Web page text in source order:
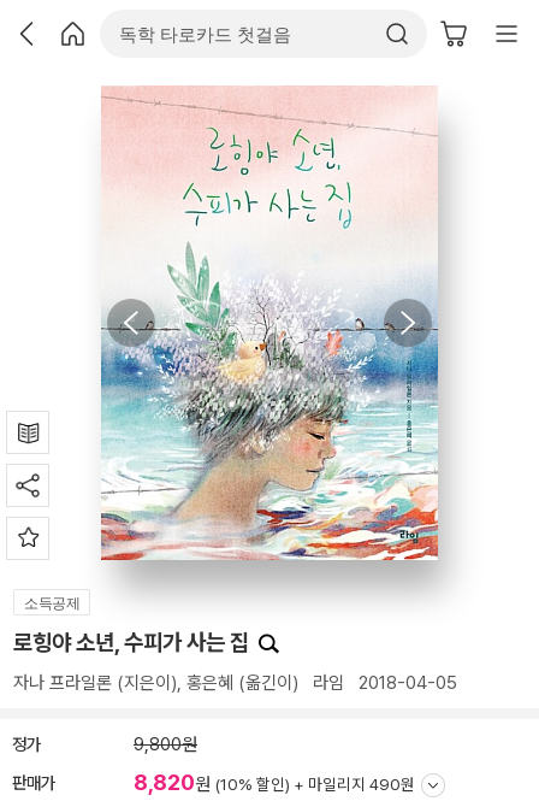
소득공제
로힝야 소년, 수피가 사는 집
자나 프라일론 (지은이), 홍은혜 (옮긴이) 라임 2018-04-05
정가 9,800원
판매가 8,820원 (10% 할인) + 마일리지 490원